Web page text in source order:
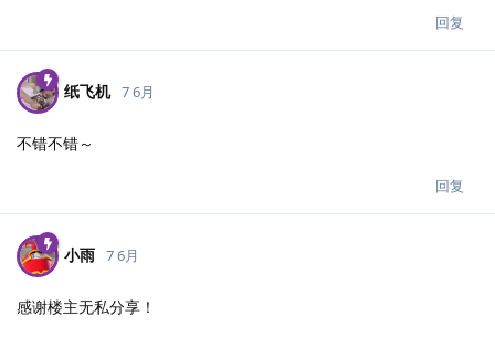
回复
纸飞机 7 6月
不错不错～
回复
小雨 7 6月
感谢楼主无私分享！